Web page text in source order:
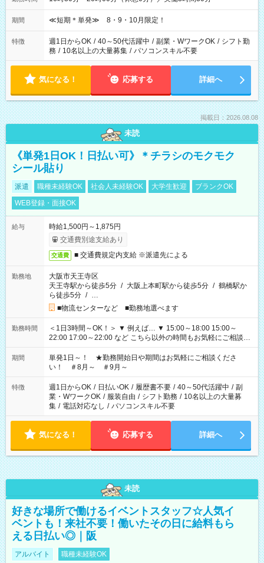
期間 ≪短期＊単発≫ 8・9・10月限定！
特徴 週1日からOK / 40～50代活躍中 / 副業・WワークOK / シフト勤
務 / 10名以上の大量募集 / パソコンスキル不要
気になる！ 応募する 詳細へ
掲載日：2026.08.08
未読
《単発1日OK！日払い可》＊チラシのモクモク
シール貼り
派遣 職種未経験OK 社会人未経験OK 大学生歓迎
ブランクOK
WEB登録・面接OK
給与
時給1,500円～1,875円
交通費別途支給あり
交通費 ■ 交通費規定内支給 ※派遣先による
勤務地
大阪市天王寺区
天王寺駅から徒歩5分 / 大阪上本町駅から徒歩5分 / 鶴橋駅か
ら徒歩5分 / …
■物流センターなど ■勤務地選べます
勤務時間
＜1日3時間～OK！＞ ▼ 例えば… ▼ 15:00～18:00 15:00～
22:00 17:00～22:00 など こちら以外の時間もお気軽にご相談く
ださい！
期間
単発1日～！ ★勤務開始日や期間はお気軽にご相談くださ
い！ ＃8月～ ＃9月～
特徴 週1日からOK / 日払いOK / 履歴書不要 / 40～50代活躍中 / 副
業・WワークOK / 服装自由 / シフト勤務 / 10名以上の大量募
集 / 電話対応なし / パソコンスキル不要
気になる！ 応募する 詳細へ
未読
好きな場所で働けるイベントスタッフ☆人気イ
ベントも！来社不要！働いたその日に給料もら
える日払い◎｜阪
アルバイト 職種未経験OK